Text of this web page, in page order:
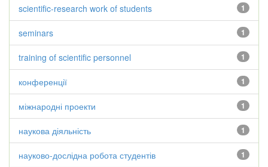
1
scientific-research work of students
1
seminars
1
training of scientific personnel
1
конференції
1
міжнародні проекти
1
наукова діяльність
1
науково-дослідна робота студентів